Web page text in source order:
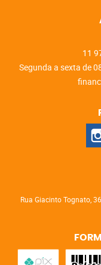
11
Segunda a sexta de
Rua Giacinto Tognato,